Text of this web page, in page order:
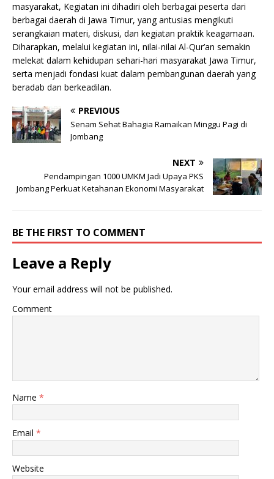
masyarakat, Kegiatan ini dihadiri oleh berbagai peserta dari
berbagai daerah di Jawa Timur, yang antusias mengikuti
serangkaian materi, diskusi, dan kegiatan praktik keagamaan.
Diharapkan, melalui kegiatan ini, nilai-nilai Al-Qur’an semakin
melekat dalam kehidupan sehari-hari masyarakat Jawa Timur,
serta menjadi fondasi kuat dalam pembangunan daerah yang
beradab dan berkeadilan.
PREVIOUS
Senam Sehat Bahagia Ramaikan Minggu Pagi di
Jombang
NEXT
Pendampingan 1000 UMKM Jadi Upaya PKS
Jombang Perkuat Ketahanan Ekonomi Masyarakat
BE THE FIRST TO COMMENT
Leave a Reply
Your email address will not be published.
Comment
Name *
Email *
Website